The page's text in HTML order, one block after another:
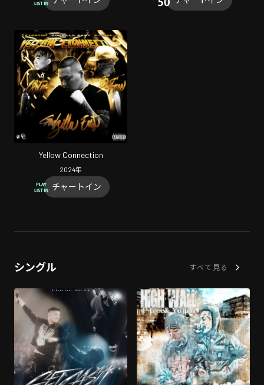
Yellow Connection
2024年
チャートイン
シングル すべて見る